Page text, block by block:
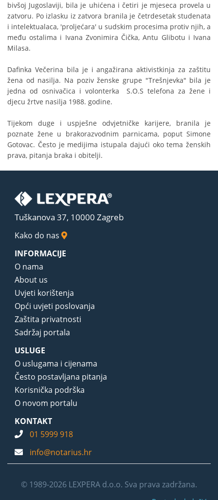
bivšoj Jugoslaviji, bila je uhićena i četiri je mjeseca provela u
zatvoru. Po izlasku iz zatvora branila je četrdesetak studenata
i intelektualaca, 'proljećara' u sudskim procesima protiv njih, a
među ostalima i Ivana Zvonimira Čička, Antu Glibotu i Ivana
Milasa.
Dafinka Večerina bila je i angažirana aktivistkinja za zaštitu
žena od nasilja. Na poziv ženske grupe "Trešnjevka" bila je
jedna od osnivačica i volonterka S.O.S telefona za žene i
djecu žrtve nasilja 1988. godine.
Tijekom duge i uspješne odvjetničke karijere, branila je
poznate žene u brakorazvodnim parnicama, poput Simone
Gotovac. Često je medijima istupala dajući oko tema ženskih
prava, pitanja braka i obitelji.
Tuškanova 37, 10000 Zagreb
Kako do nas
INFORMACIJE
O nama
About us
Uvjeti korištenja
Opći uvjeti poslovanja
Zaštita privatnosti
Sadržaj portala
USLUGE
O uslugama i cijenama
Često postavljana pitanja
Korisnička podrška
O novom portalu
KONTAKT
01 5999 918
info@notarius.hr
© 1989-2026 LEXPERA d.o.o. Sva prava zadržana.